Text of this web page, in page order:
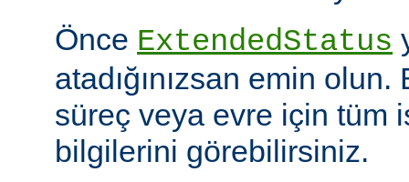
Önce ExtendedStatus
atadığınızsan emin
süreç veya evre için tüm
bilgilerini görebilirsiniz.